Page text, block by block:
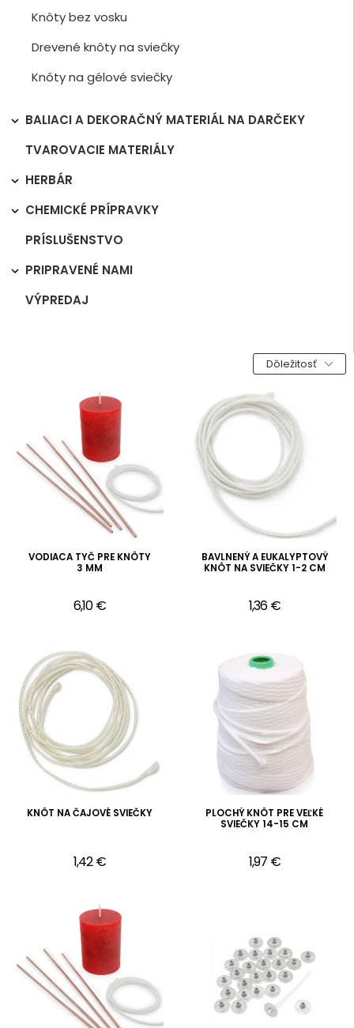
Knôty bez vosku
Drevené knôty na sviečky
Knôty na gélové sviečky
BALIACI A DEKORAČNÝ MATERIÁL NA DARČEKY

TVAROVACIE MATERIÁLY
HERBÁR

CHEMICKÉ PRÍPRAVKY

PRÍSLUŠENSTVO
PRIPRAVENÉ NAMI

VÝPREDAJ
Dôležitosť
VODIACA TYČ PRE KNÔTY
3 MM
6,10 €
BAVLNENÝ A EUKALYPTOVÝ
KNÔT NA SVIEČKY 1-2 CM
1,36 €
KNÔT NA ČAJOVÉ SVIEČKY
1,42 €
PLOCHÝ KNÔT PRE VEĽKÉ
SVIEČKY 14-15 CM
1,97 €